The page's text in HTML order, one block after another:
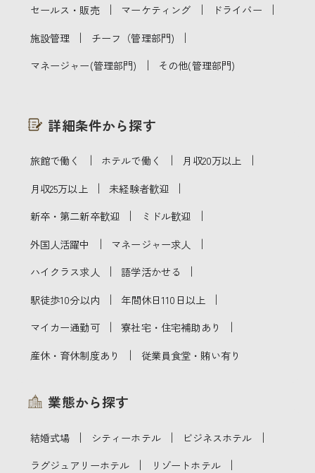
セールス・販売 ｜ マーケティング ｜ ドライバー ｜
施設管理 ｜ チーフ（管理部門) ｜
マネージャー(管理部門) ｜ その他(管理部門)
詳細条件から探す
旅館で働く ｜ ホテルで働く ｜ 月収20万以上 ｜
月収25万以上 ｜ 未経験者歓迎 ｜
新卒・第二新卒歓迎 ｜ ミドル歓迎 ｜
外国人活躍中 ｜ マネージャー求人 ｜
ハイクラス求人 ｜ 語学活かせる ｜
駅徒歩10分以内 ｜ 年間休日110日以上 ｜
マイカー通勤可 ｜ 寮社宅・住宅補助あり ｜
産休・育休制度あり ｜ 従業員食堂・賄い有り
業態から探す
結婚式場 ｜ シティーホテル ｜ ビジネスホテル ｜
ラグジュアリーホテル ｜ リゾートホテル ｜